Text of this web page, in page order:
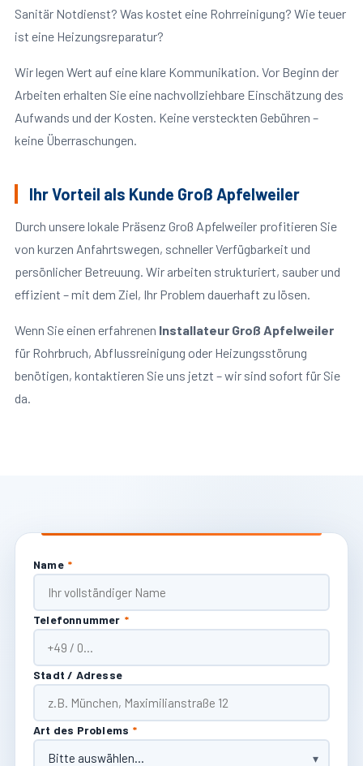
Sanitär Notdienst? Was kostet eine Rohrreinigung? Wie teuer
ist eine Heizungsreparatur?
Wir legen Wert auf eine klare Kommunikation. Vor Beginn der
Arbeiten erhalten Sie eine nachvollziehbare Einschätzung des
Aufwands und der Kosten. Keine versteckten Gebühren –
keine Überraschungen.
Ihr Vorteil als Kunde Groß Apfelweiler
Durch unsere lokale Präsenz Groß Apfelweiler profitieren Sie
von kurzen Anfahrtswegen, schneller Verfügbarkeit und
persönlicher Betreuung. Wir arbeiten strukturiert, sauber und
effizient – mit dem Ziel, Ihr Problem dauerhaft zu lösen.
Wenn Sie einen erfahrenen Installateur Groß Apfelweiler
für Rohrbruch, Abflussreinigung oder Heizungsstörung
benötigen, kontaktieren Sie uns jetzt – wir sind sofort für Sie
da.
Name *
Telefonnummer *
Stadt / Adresse
Art des Problems *